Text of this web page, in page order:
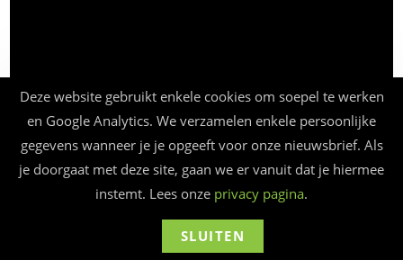
© Beauforthuis 2026 - webbouw
Deze website gebruikt enkele cookies om soepel te werken
en Google Analytics. We verzamelen enkele persoonlijke
gegevens wanneer je je opgeeft voor onze nieuwsbrief. Als
je doorgaat met deze site, gaan we er vanuit dat je hiermee
instemt. Lees onze privacy pagina.
SLUITEN